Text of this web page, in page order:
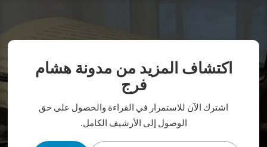
المحتوى
اكتشاف المزيد من مدونة هشام
فرج
اشترك الآن للاستمرار في القراءة والحصول على حق
الوصول إلى الأرشيف الكامل.
كتابة بريدك الإلكتروني...